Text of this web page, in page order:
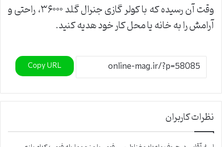
وقت آن رسیده که با کولر گازی جنرال گلد ۳۶۰۰۰، راحتی و
آرامش را به خانه یا محل کار خود هدیه کنید.
Copy URL
نظرات کاربران